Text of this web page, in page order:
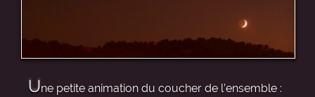
Une petite animation du coucher de l’ensemble :